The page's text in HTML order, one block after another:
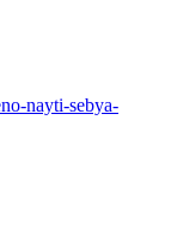
nayti-sebya-